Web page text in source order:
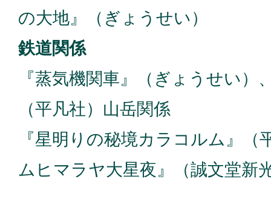
の大地』（ぎょうせい）
鉄道関係
『蒸気機関車』（ぎょうせい）
（平凡社）山岳関係
『星明りの秘境カラコルム』
ムヒマラヤ大星夜』（誠文堂新